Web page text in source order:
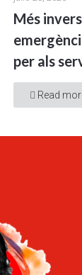
Més
per als
Read